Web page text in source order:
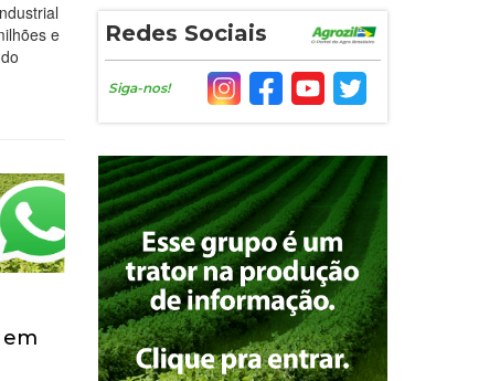
e
Redes Sociais
Siga-nos!